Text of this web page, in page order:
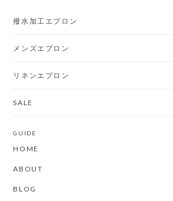
撥水加工エプロン
メンズエプロン
リネンエプロン
SALE
GUIDE
HOME
ABOUT
BLOG